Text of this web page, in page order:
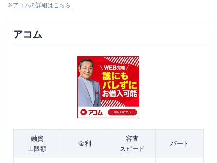
※アコムの詳細はこちら
アコム
融資
上限額
金利
審査
スピード
パート